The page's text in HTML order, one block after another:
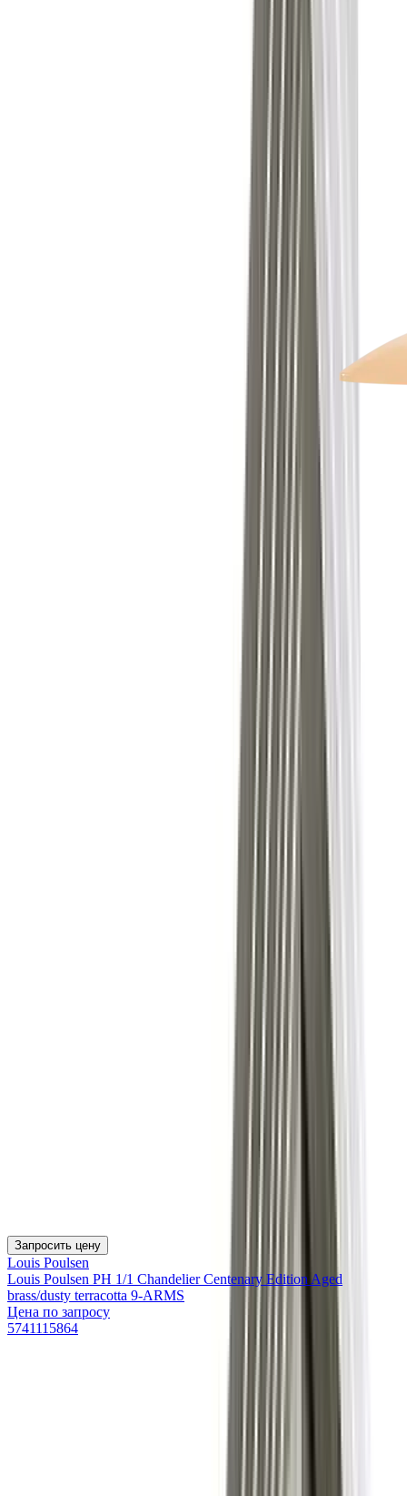
Запросить цену
Louis Poulsen
Louis Poulsen PH 1/1 Chandelier Centenary Edition Aged
brass/dusty terracotta 9-ARMS
Цена по запросу
5741115864